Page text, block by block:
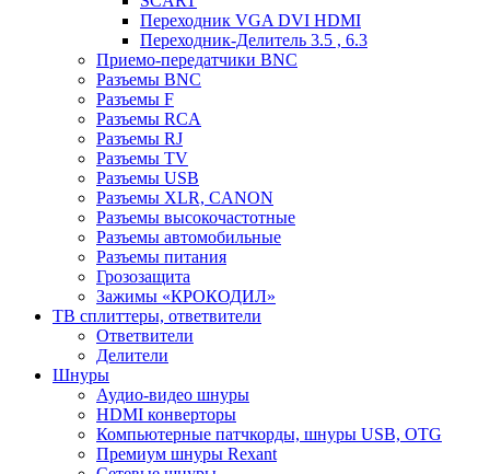
Переходник VGA DVI HDMI
Переходник-Делитель 3.5 , 6.3
Приемо-передатчики BNC
Разъемы BNC
Разъемы F
Разъемы RCA
Разъемы RJ
Разъемы TV
Разъемы USB
Разъемы XLR, CANON
Разъемы высокочастотные
Разъемы автомобильные
Разъемы питания
Грозозащита
Зажимы «КРОКОДИЛ»
ТВ сплиттеры, ответвители
Ответвители
Делители
Шнуры
Аудио-видео шнуры
HDMI конверторы
Компьютерные патчкорды, шнуры USB, OTG
Премиум шнуры Rexant